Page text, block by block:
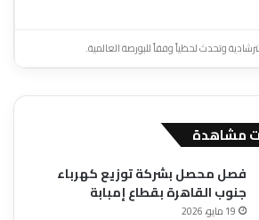
وتحدث لحظياً وفقاً للبورصة العالمية.
مشاهدة
فصل محصل بشركة توزيع كهرباء
جنوب القاهرة بقطاع إمبابة
19 مايو، 2026